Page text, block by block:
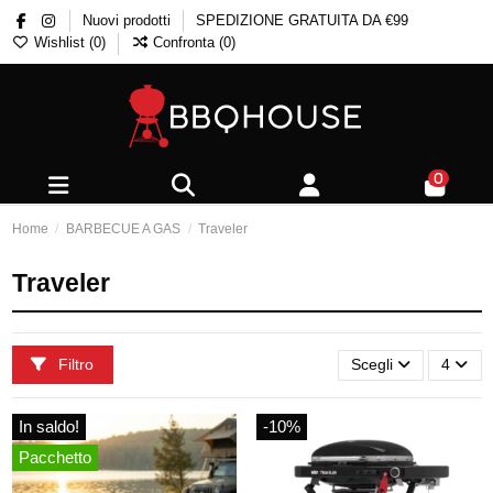
Nuovi prodotti
SPEDIZIONE GRATUITA DA €99
Wishlist (0) Confronta (0)
0
Home BARBECUE A GAS Traveler
Traveler
Filtro Scegli 4
In saldo!
Pacchetto
-10%